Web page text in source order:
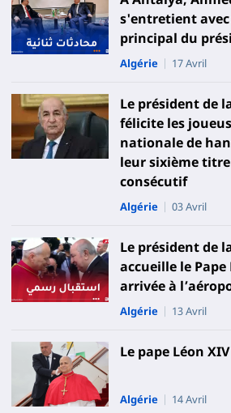
s'entretient
principal du
Algérie 17 Avril
Le président de
félicite les
nationale de
leur sixième
consécutif
Algérie 03 Avril
Le président de
accueille le Pape
arrivée à
Algérie 13 Avril
Le pape Léon
Algérie 14 Avril